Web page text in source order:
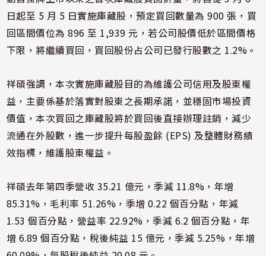
日起至 5 月 5 日實施庫藏股，預定買回數量為 900 張，買
回區間價位為 896 至 1,939 元，若公司股價低於區間價格
下限，將繼續買回，買回股份占公司已發行股數之 1.2%。
祥碩強調，本次實施庫藏股目的為維護公司信用及股東權
益，主要係基於落實對股東之長期承諾，並穩固市場投資
價值，本次買回之庫藏股將於買回後直接辦理註銷，減少
流通在外股數，進一步提升每股盈餘 (EPS) 及整體財務績
效指標，維護股東權益。
祥碩去年第四季營收 35.21 億元，季減 11.8%，年增
85.31%，毛利率 51.26%，季增 0.22 個百分點，年減
1.53 個百分點，營益率 22.92%，季減 6.2 個百分點，年
增 6.89 個百分點，稅後純益 15 億元，季減 5.25%，年增